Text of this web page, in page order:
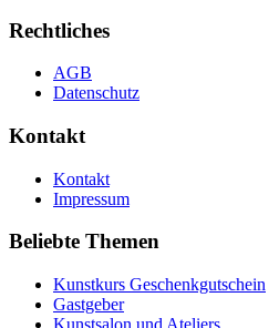
Rechtliches
AGB
Datenschutz
Kontakt
Kontakt
Impressum
Beliebte Themen
Kunstkurs Geschenkgutschein
Gastgeber